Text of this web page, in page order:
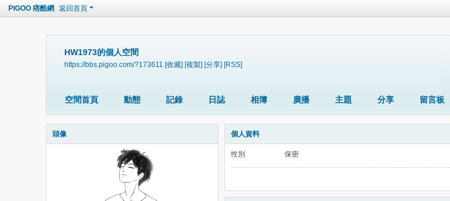
PIGOO 痞酷網 返回首頁
HW1973的個人空間
https://bbs.pigoo.com/?173611 [收藏] [複製] [分享] [RSS]
空間首頁 動態 記錄 日誌 相簿 廣播 主題 分享 留言板
頭像 個人資料
性別 保密